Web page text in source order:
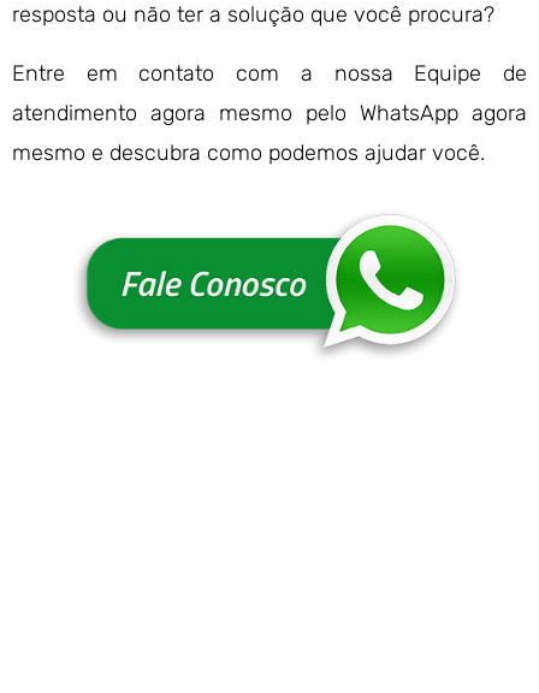
resposta ou não ter a solução que você procura?
Entre em contato com a nossa Equipe de
atendimento agora mesmo pelo WhatsApp agora
mesmo e descubra como podemos ajudar você.